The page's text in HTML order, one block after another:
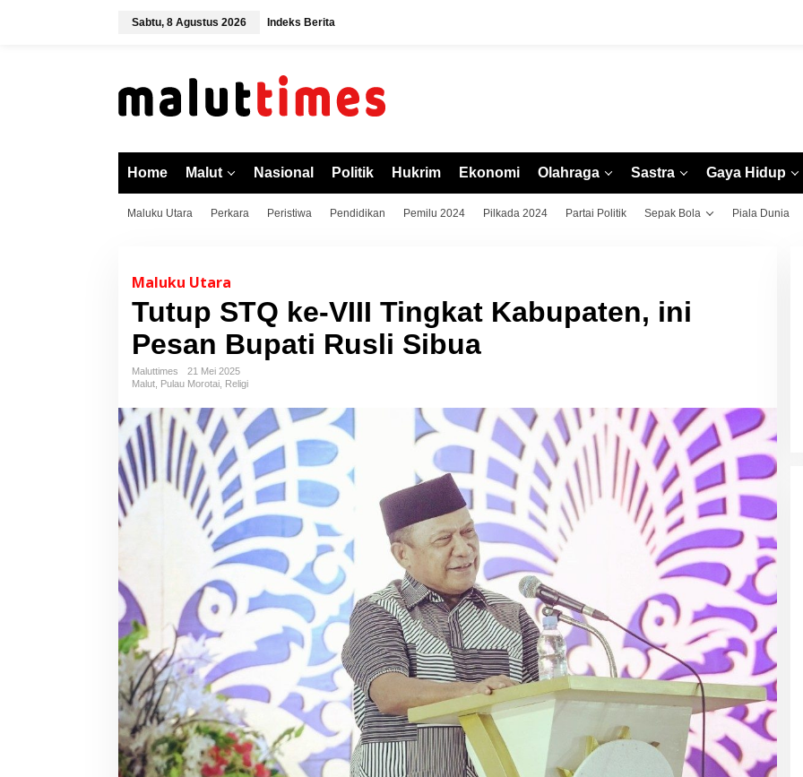
Sabtu, 8 Agustus 2026 Indeks Berita
Home Malut Nasional Politik Hukrim Ekonomi Olahraga Sastra Gaya Hidup
Maluku Utara Perkara Peristiwa Pendidikan Pemilu 2024 Pilkada 2024 Partai Politik Sepak Bola Piala Dunia
Maluku Utara
Tutup STQ ke-VIII Tingkat Kabupaten, ini
Pesan Bupati Rusli Sibua
Maluttimes
21 Mei 2025
Malut Pulau Morotai Religi